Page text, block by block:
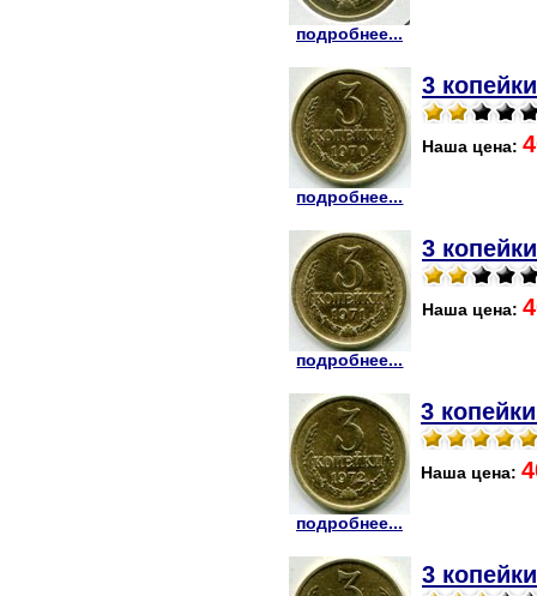
подробнее...
подробнее...
3
Наша цена:
подробнее...
3
Наша цена:
подробнее...
3
Наша цена:
3